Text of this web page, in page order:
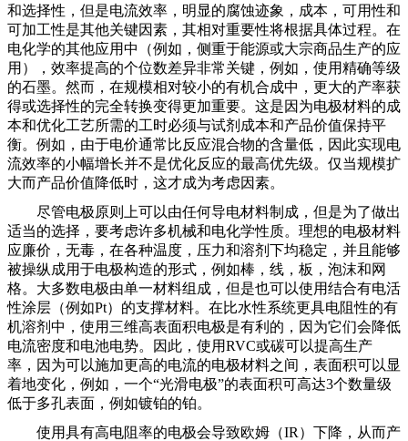
和选择性，但是电流效率，明显的腐蚀迹象，成本，可用性和
可加工性是其他关键因素，其相对重要性将根据具体过程。在
电化学的其他应用中（例如，侧重于能源或大宗商品生产的应
用），效率提高的个位数差异非常关键，例如，使用精确等级
的石墨。然而，在规模相对较小的有机合成中，更大的产率获
得或选择性的完全转换变得更加重要。这是因为电极材料的成
本和优化工艺所需的工时必须与试剂成本和产品价值保持平
衡。例如，由于电价通常比反应混合物的含量低，因此实现电
流效率的小幅增长并不是优化反应的最高优先级。仅当规模扩
大而产品价值降低时，这才成为考虑因素。
尽管电极原则上可以由任何导电材料制成，但是为了做出
适当的选择，要考虑许多机械和电化学性质。理想的电极材料
应廉价，无毒，在各种温度，压力和溶剂下均稳定，并且能够
被操纵成用于电极构造的形式，例如棒，线，板，泡沫和网
格。大多数电极由单一材料组成，但是也可以使用结合有电活
性涂层（例如Pt）的支撑材料。在比水性系统更具电阻性的有
机溶剂中，使用三维高表面积电极是有利的，因为它们会降低
电流密度和电池电势。因此，使用RVC或碳可以提高生产
率，因为可以施加更高的电流的电极材料之间，表面积可以显
着地变化，例如，一个“光滑电极”的表面积可高达3个数量级
低于多孔表面，例如镀铂的铂。
使用具有高电阻率的电极会导致欧姆（IR）下降，从而产